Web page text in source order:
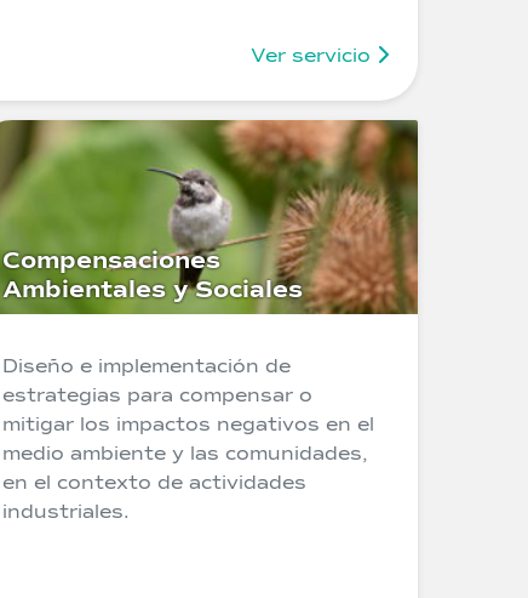
Ver servicio
Compensaciones
Ambientales y Sociales
Diseño e implementación de
estrategias para compensar o
mitigar los impactos negativos en el
medio ambiente y las comunidades,
en el contexto de actividades
industriales.